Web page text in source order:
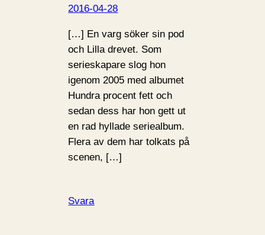
2016-04-28
[…] En varg söker sin pod
och Lilla drevet. Som
serieskapare slog hon
igenom 2005 med albumet
Hundra procent fett och
sedan dess har hon gett ut
en rad hyllade seriealbum.
Flera av dem har tolkats på
scenen, […]
Svara